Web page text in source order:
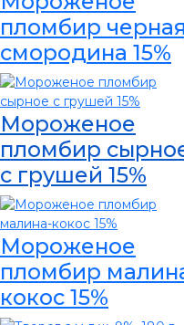
пломбир черная
смородина 15%
Мороженое
пломбир
с грушей 15%
Мороженое
пломбир
кокос 15%